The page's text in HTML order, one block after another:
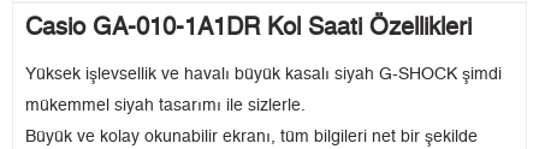
Casio GA-010-1A1DR Kol Saati Özellikleri
Yüksek işlevsellik ve havalı büyük kasalı siyah G-SHOCK şimdi
mükemmel siyah tasarımı ile sizlerle.
Büyük ve kolay okunabilir ekranı, tüm bilgileri net bir şekilde